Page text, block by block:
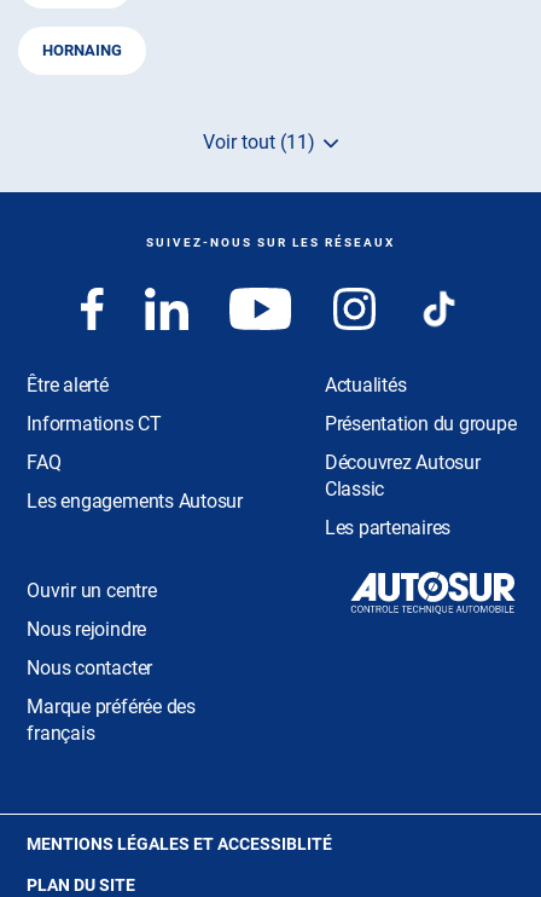
HORNAING
Voir tout (11)
de
de
de
SUIVEZ-NOUS SUR LES RÉSEAUX
Être alerté
Informations CT
FAQ
Les engagements Autosur
Actualités
Présentation du groupe
Découvrez Autosur
Classic
Les partenaires
Ouvrir un centre
Nous rejoindre
Nous contacter
Marque préférée des
français
MENTIONS LÉGALES ET ACCESSIBLITÉ(OUVRE
PLAN DU SITE